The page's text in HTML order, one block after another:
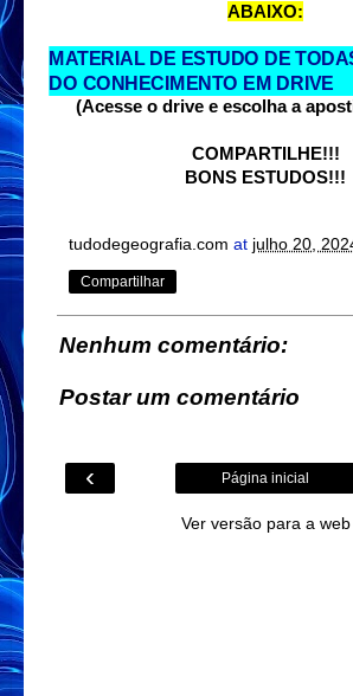
ABAIXO:
MATERIAL DE ESTUDO DE
DO CONHECIMENTO EM DRIVE
(Acesse o drive e escolha a
COMPARTILHE!!!
BONS ESTUDOS!!!
tudodegeografia.com at julho 20,
Compartilhar
Nenhum comentário:
Postar um comentário
‹ Página inicial
Ver versão para a web